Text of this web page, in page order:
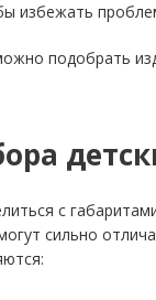
избежать
подобрать
с
сильно